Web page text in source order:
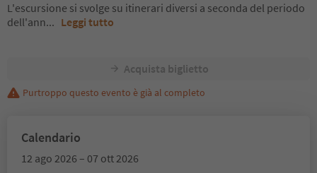
L'escursione si svolge su itinerari diversi a seconda del periodo
dell'ann... Leggi tutto
Acquista biglietto
Purtroppo questo evento è già al completo
Calendario
12 ago 2026 – 07 ott 2026